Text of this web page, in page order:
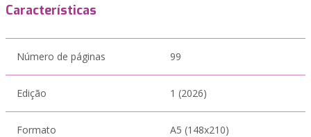
Características
Número de páginas 99
Edição 1 (2026)
Formato A5 (148x210)